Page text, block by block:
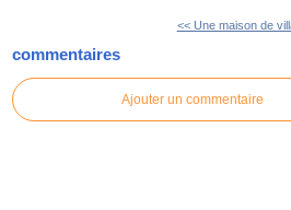
<< Une maison de
commentaires
Ajouter un commentaire